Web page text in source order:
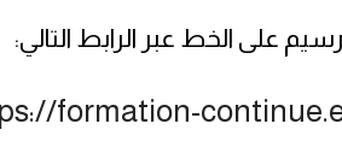
على الخط عبر الرابط التالي:
formation-